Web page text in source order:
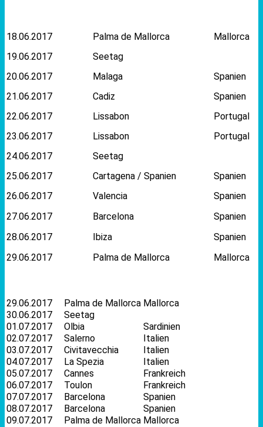
18.06.2017 Palma de Mallorca
Mallorca
19.06.2017
Seetag
20.06.2017
Malaga
Spanien
21.06.2017
Cadiz
Spanien
22.06.2017
Lissabon
Portugal
23.06.2017
Lissabon
Portugal
24.06.2017
Seetag
25.06.2017
Cartagena / Spanien
Spanien
26.06.2017
Valencia
Spanien
27.06.2017
Barcelona
Spanien
28.06.2017
Ibiza
Spanien
29.06.2017
Palma de Mallorca Mallorca
29.06.2017 Palma de Mallorca Mallorca
30.06.2017
Seetag
01.07.2017
Olbia
Sardinien
02.07.2017
Salerno
Italien
03.07.2017
Civitavecchia
Italien
04.07.2017
La Spezia
Italien
05.07.2017
Cannes
Frankreich
06.07.2017
Toulon
Frankreich
07.07.2017
Barcelona
Spanien
08.07.2017
Barcelona
Spanien
09.07.2017
Palma de Mallorca Mallorca